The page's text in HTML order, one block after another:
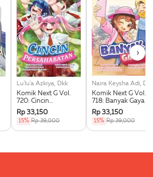
Lu'lu'a Azkiya, Dkk
Komik Next G Vol.
720: Cincin
Persahabatan
Rp 33,150
15% Rp 39,000
Naira Keysha Adi, Dkk
Komik Next G Vol.
718: Banyak Gaya
Rp 33,150
15% Rp 39,000
›